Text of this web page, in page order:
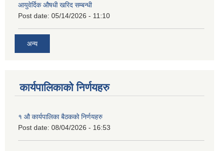
आयुवेर्दिक औषधी खरिद सम्बन्धी
Post date: 05/14/2026 - 11:10
अन्य
कार्यपालिकाको निर्णयहरु
१ औ कार्यपालिका बैठकको निर्णयहरु
Post date: 08/04/2026 - 16:53